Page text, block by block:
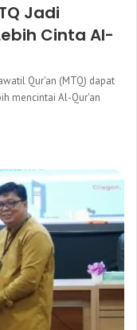
Jadi
Cinta Al-
Qur'an (MTQ) dapat
mencintai Al-Qur'an